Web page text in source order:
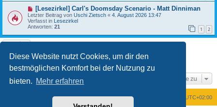
Diese Website nutzt Cookies, um dir den
bestmöglichen Komfort bei der Nutzung zu
bieten. Mehr erfahren
g
B
e
i
t
r
g
N
e
u
e
r
B
e
t
r
a
g
[Lesezirkel] Carl's Doomsday Scenario - Matt Dinniman
Letzter Beitrag von Uschi Zietsch « 4. August 2026 13:47
Verfasst in Lesezirkel
Antworten: 21 1 2
Die Suche ergab 23 Treffer 1 2
Gehe zu
Foren-Übersicht UTC+02:00